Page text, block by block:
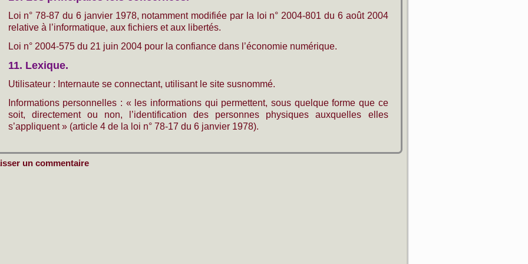
Loi n° 78-87 du 6 janvier 1978, notamment modifiée par la loi n° 2004-801 du 6 août 2004
relative à l’informatique, aux fichiers et aux libertés.
Loi n° 2004-575 du 21 juin 2004 pour la confiance dans l’économie numérique.
11. Lexique.
Utilisateur : Internaute se connectant, utilisant le site susnommé.
Informations personnelles : « les informations qui permettent, sous quelque forme que ce
soit, directement ou non, l’identification des personnes physiques auxquelles elles
s’appliquent » (article 4 de la loi n° 78-17 du 6 janvier 1978).
un commentaire